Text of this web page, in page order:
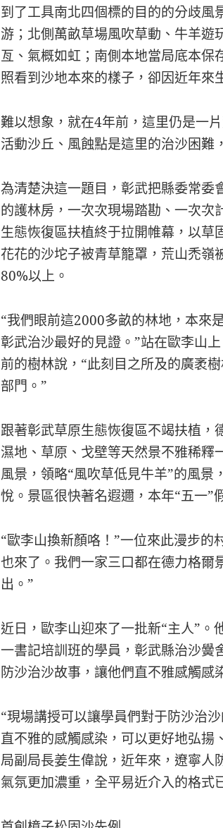
到了工具南北四個標的目的的分歧風
游；北側萬畝草場風吹草動、牛羊遊
亙、氣概如虹；南側本地當局底本保
照看到沙地本來的樣子，卻因近年
難以想象，就在4年前，這里仍是一
活動沙丘、風蝕點是這里的治沙困難
為清楚決這一題目，彰武把縣委常委
的護林房，一次次現場踏勘、一次次
生態恢復區扶植終于拉開帷幕，以草
花花的沙坨子被青草籠罩，荒山禿嶺
80%以上。
“我們眼前這2000多畝的林地，本來
彰武治沙最好的見證。”站在歐李山
前的樹林說，“此刻目之所及的廣袤樹
部門。”
跟著彰武草原生態恢復區不竭扶植，
濕地、草原、戈壁等天然景不雅稀釋
風景，領略“風吹草低見牛羊”的風景
悅。景區很快著名遐邇，本年“五一”
“歐李山換新顏咯！”一位來此漫步
也來了。我們一家三口都在德力格爾
出。”
近日，歐李山迎來了一批新“主人”
一書記培訓班的學員，彰武縣治沙黌
防沙治沙故事，讓他們直不雅感觸感
“現場講授可以讓學員們對于防沙治
直不雅的感觸感染，可以更好地弘揚
局副局長姜生偉說，近年來，遼寧人
氣氛更加濃重，全平易近介入的格式